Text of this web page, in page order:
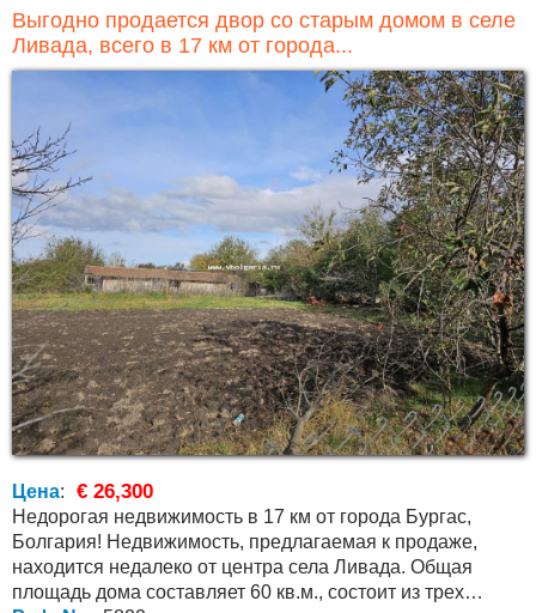
Выгодно продается двор со старым домом в селе
Ливада, всего в 17 км от города...
Цена: € 26,300
Недорогая недвижимость в 17 км от города Бургас,
Болгария! Недвижимость, предлагаемая к продаже,
находится недалеко от центра села Ливада. Общая
площадь дома составляет 60 кв.м., состоит из трех